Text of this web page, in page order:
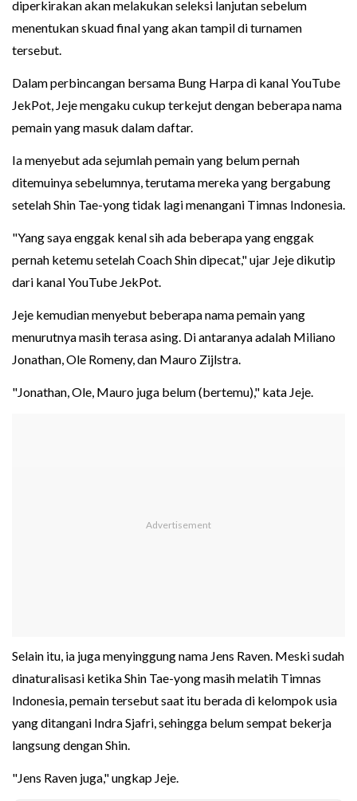
diperkirakan akan melakukan seleksi lanjutan sebelum
menentukan skuad final yang akan tampil di turnamen
tersebut.
Dalam perbincangan bersama Bung Harpa di kanal YouTube
JekPot, Jeje mengaku cukup terkejut dengan beberapa nama
pemain yang masuk dalam daftar.
Ia menyebut ada sejumlah pemain yang belum pernah
ditemuinya sebelumnya, terutama mereka yang bergabung
setelah Shin Tae-yong tidak lagi menangani Timnas Indonesia.
"Yang saya enggak kenal sih ada beberapa yang enggak
pernah ketemu setelah Coach Shin dipecat," ujar Jeje dikutip
dari kanal YouTube JekPot.
Jeje kemudian menyebut beberapa nama pemain yang
menurutnya masih terasa asing. Di antaranya adalah Miliano
Jonathan, Ole Romeny, dan Mauro Zijlstra.
"Jonathan, Ole, Mauro juga belum (bertemu)," kata Jeje.
Selain itu, ia juga menyinggung nama Jens Raven. Meski sudah
dinaturalisasi ketika Shin Tae-yong masih melatih Timnas
Indonesia, pemain tersebut saat itu berada di kelompok usia
yang ditangani Indra Sjafri, sehingga belum sempat bekerja
langsung dengan Shin.
"Jens Raven juga," ungkap Jeje.